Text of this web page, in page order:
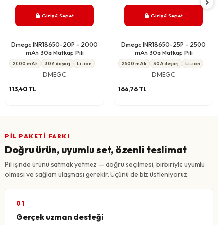
Giriş & Sepet
Dmegc INR18650-20P - 2000
mAh 30a Matkap Pili
2000 mAh 30A deşarj Li-ion
DMEGC
113,40 TL
Giriş & Sepet
Dmegc INR18650-25P - 2500
mAh 30a Matkap Pili
2500 mAh 30A deşarj Li-ion
DMEGC
166,76 TL
PIL PAKETI FARKI
Doğru ürün, uyumlu set, özenli teslimat
Pil işinde ürünü satmak yetmez — doğru seçilmesi, birbiriyle uyumlu
olması ve sağlam ulaşması gerekir. Üçünü de biz üstleniyoruz.
01
Gerçek uzman desteği